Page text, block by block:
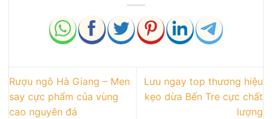
Rượu ngô Hà Giang – Men
say cực phẩm của vùng
cao nguyên đá
Lưu ngay top thương hiệu
kẹo dừa Bến Tre cực chất
lượng